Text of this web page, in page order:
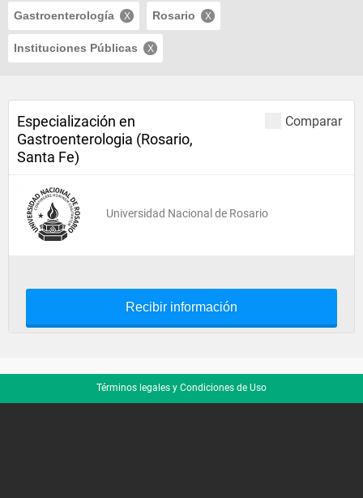
Gastroenterología Rosario
Instituciones Públicas
Comparar
Especialización en
Gastroenterologia (Rosario,
Santa Fe)
Universidad Nacional de Rosario
Recibir información
Términos legales y Condiciones de Uso